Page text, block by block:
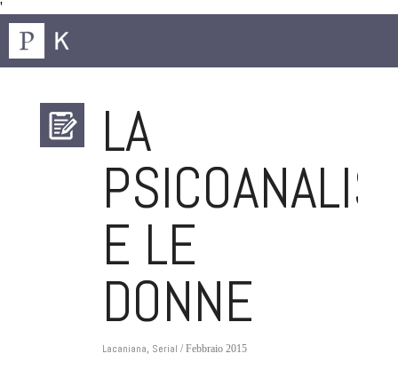
'
LA
PSICOANALISI
E LE
DONNE
Lacaniana, Serial / Febbraio 2015